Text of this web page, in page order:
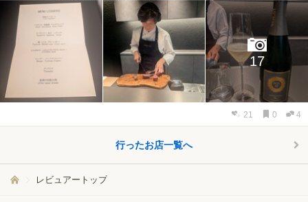
17
21 0 4
行ったお店一覧へ
レビュアートップ